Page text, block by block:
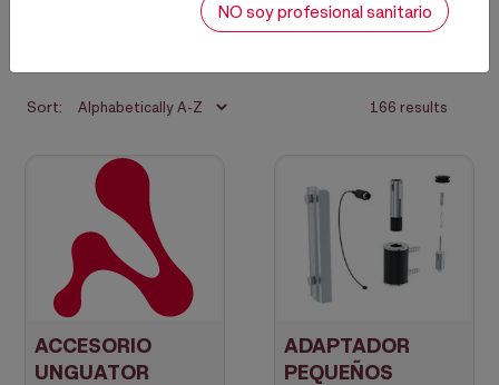
Sort: 166 results
ACCESORIO
UNGUATOR
ADAPTADOR
PEQUEÑOS
NO soy profesional sanitario